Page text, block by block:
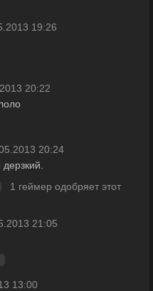
19:26
20:22
20:24
1 геймер одобряет этот
21:05
13:00